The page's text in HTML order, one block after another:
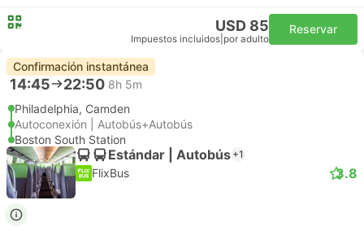
USD 85
Impuestos incluidos por adulto
Reservar
Confirmación instantánea
14:45 22:50 8h 5m
Philadelphia, Camden
Autoconexión | Autobús+Autobús
Boston South Station
Estándar | Autobús +1
FlixBus 3.8